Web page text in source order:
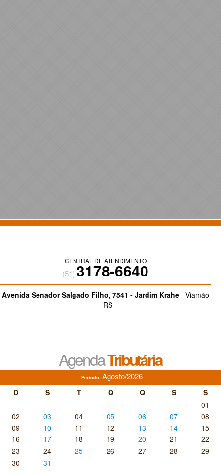
influenciando o desempenho de equipes, projetos e lideranÃ§as
tanto quanto inovaÃ§Ã£o, tecnologia e produtividade [...]
06/08/2026 - 09:17:28
Quando o people analytics desumaniza o RH
06/08/2026 - 09:15:18
LISTAR TODAS
CENTRAL DE ATENDIMENTO
(51)3178-6640
Avenida Senador Salgado Filho, 7541 - Jardim Krahe- Viamão
- RS
AgendaTributária
Período: Agosto/2026
D S T Q Q S
S
01
02
03 04 05 06 07
08
09
10 11 12 13 14
15
16
17 18 19 20 21
22
23
24 25 26 27 28
29
30
31